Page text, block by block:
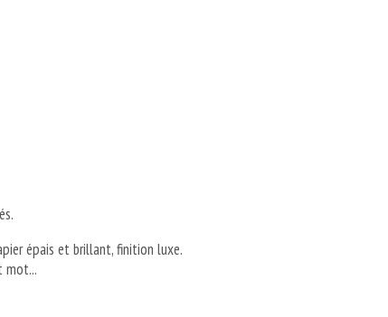
épais et brillant, finition luxe.
mot...